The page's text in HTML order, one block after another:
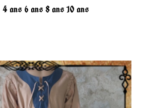
4 ans 6 ans 8 ans10 ans